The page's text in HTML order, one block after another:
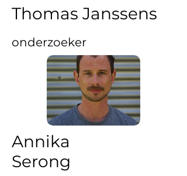
Thomas Janssens
onderzoeker
Annika
Serong